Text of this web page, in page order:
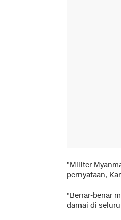
"Militer
pernyataan,
"Benar-benar
damai di